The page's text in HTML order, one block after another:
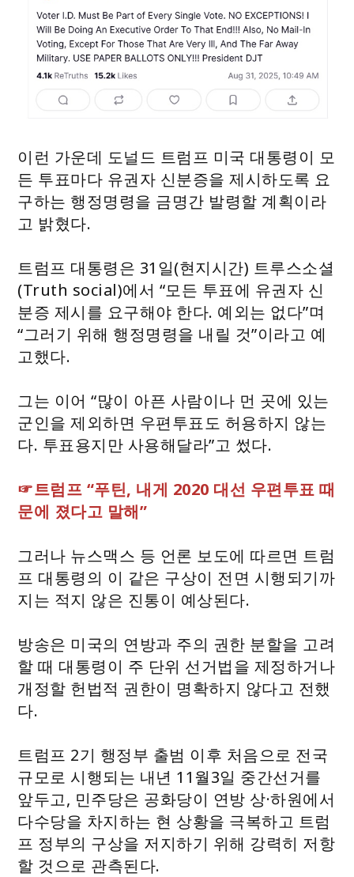
이런 가운데 도널드 트럼프 미국 대통령이 모
든 투표마다 유권자 신분증을 제시하도록 요
구하는 행정명령을 금명간 발령할 계획이라
고 밝혔다.
트럼프 대통령은 31일(현지시간) 트루스소셜
(Truth social)에서 “모든 투표에 유권자 신
분증 제시를 요구해야 한다. 예외는 없다”며
“그러기 위해 행정명령을 내릴 것”이라고 예
고했다.
그는 이어 “많이 아픈 사람이나 먼 곳에 있는
군인을 제외하면 우편투표도 허용하지 않는
다. 투표용지만 사용해달라”고 썼다.
☞트럼프 “푸틴, 내게 2020 대선 우편투표 때
문에 졌다고 말해”
그러나 뉴스맥스 등 언론 보도에 따르면 트럼
프 대통령의 이 같은 구상이 전면 시행되기까
지는 적지 않은 진통이 예상된다.
방송은 미국의 연방과 주의 권한 분할을 고려
할 때 대통령이 주 단위 선거법을 제정하거나
개정할 헌법적 권한이 명확하지 않다고 전했
다.
트럼프 2기 행정부 출범 이후 처음으로 전국
규모로 시행되는 내년 11월3일 중간선거를
앞두고, 민주당은 공화당이 연방 상·하원에서
다수당을 차지하는 현 상황을 극복하고 트럼
프 정부의 구상을 저지하기 위해 강력히 저항
할 것으로 관측된다.